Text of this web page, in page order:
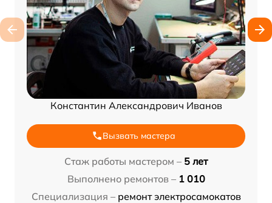
Константин Александрович Иванов
Вызвать мастера
Стаж работы мастером – 5 лет
Выполнено ремонтов – 1 010
Специализация – ремонт электросамокатов